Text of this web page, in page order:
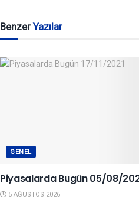
BenzerYazılar
GENEL
Piyasalarda Bugün 05/08/
5 AĞUSTOS 2026